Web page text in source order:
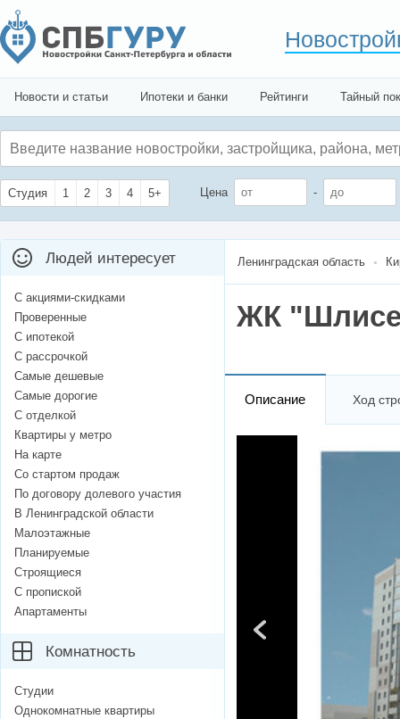
Новости и статьи Ипотеки и банки Рейтинги Тайный
Студия 1 2 3 4 5+ Цена -
Ленинградская область
ЖК
Описание Ход
Людей интересует
С акциями-скидками
Проверенные
С ипотекой
С рассрочкой
Самые дешевые
Самые дорогие
С отделкой
Квартиры у метро
На карте
Со стартом продаж
По договору долевого участия
В Ленинградской области
Малоэтажные
Планируемые
Строящиеся
С пропиской
Апартаменты
Комнатность
Студии
Однокомнатные квартиры